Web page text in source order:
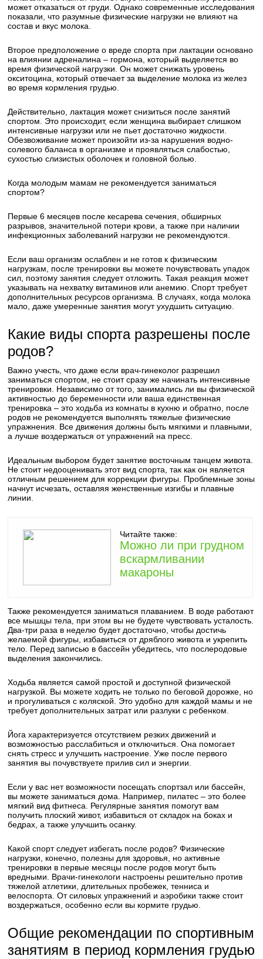
может отказаться от груди. Однако современные исследования
показали, что разумные физические нагрузки не влияют на
состав и вкус молока.
Второе предположение о вреде спорта при лактации основано
на влиянии адреналина – гормона, который выделяется во
время физической нагрузки. Он может снижать уровень
окситоцина, который отвечает за выделение молока из желез
во время кормления грудью.
Действительно, лактация может снизиться после занятий
спортом. Это происходит, если женщина выбирает слишком
интенсивные нагрузки или не пьет достаточно жидкости.
Обезвоживание может произойти из-за нарушения водно-
солевого баланса в организме и проявляться слабостью,
сухостью слизистых оболочек и головной болью.
Когда молодым мамам не рекомендуется заниматься
спортом?
Первые 6 месяцев после кесарева сечения, обширных
разрывов, значительной потери крови, а также при наличии
инфекционных заболеваний нагрузки не рекомендуются.
Если ваш организм ослаблен и не готов к физическим
нагрузкам, после тренировки вы можете почувствовать упадок
сил, поэтому занятия следует отложить. Такая реакция может
указывать на нехватку витаминов или анемию. Спорт требует
дополнительных ресурсов организма. В случаях, когда молока
мало, даже умеренные занятия могут ухудшить ситуацию.
Какие виды спорта разрешены после
родов?
Важно учесть, что даже если врач-гинеколог разрешил
заниматься спортом, не стоит сразу же начинать интенсивные
тренировки. Независимо от того, занимались ли вы физической
активностью до беременности или ваша единственная
тренировка – это ходьба из комнаты в кухню и обратно, после
родов не рекомендуется выполнять тяжелые физические
упражнения. Все движения должны быть мягкими и плавными,
а лучше воздержаться от упражнений на пресс.
Идеальным выбором будет занятие восточным танцем живота.
Не стоит недооценивать этот вид спорта, так как он является
отличным решением для коррекции фигуры. Проблемные зоны
начнут исчезать, оставляя женственные изгибы и плавные
линии.
Читайте также:
Можно ли при грудном
вскармливании
макароны
Также рекомендуется заниматься плаванием. В воде работают
все мышцы тела, при этом вы не будете чувствовать усталость.
Два-три раза в неделю будет достаточно, чтобы достичь
желаемой фигуры, избавиться от дряблого живота и укрепить
тело. Перед записью в бассейн убедитесь, что послеродовые
выделения закончились.
Ходьба является самой простой и доступной физической
нагрузкой. Вы можете ходить не только по беговой дорожке, но
и прогуливаться с коляской. Это удобно для каждой мамы и не
требует дополнительных затрат или разлуки с ребенком.
Йога характеризуется отсутствием резких движений и
возможностью расслабиться и отключиться. Она помогает
снять стресс и улучшить настроение. Уже после первого
занятия вы почувствуете прилив сил и энергии.
Если у вас нет возможности посещать спортзал или бассейн,
вы можете заниматься дома. Например, пилатес – это более
мягкий вид фитнеса. Регулярные занятия помогут вам
получить плоский живот, избавиться от складок на боках и
бедрах, а также улучшить осанку.
Какой спорт следует избегать после родов? Физические
нагрузки, конечно, полезны для здоровья, но активные
тренировки в первые месяцы после родов могут быть
вредными. Врачи-гинекологи настроены решительно против
тяжелой атлетики, длительных пробежек, тенниса и
велоспорта. От силовых упражнений и аэробики также стоит
воздержаться, особенно если вы кормите грудью.
Общие рекомендации по спортивным
занятиям в период кормления грудью